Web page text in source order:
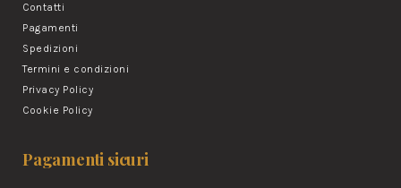
Contatti
Pagamenti
Spedizioni
Termini e condizioni
Privacy Policy
Cookie Policy
Pagamenti sicuri